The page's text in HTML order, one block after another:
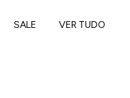
SALE VER TUDO